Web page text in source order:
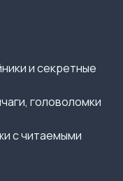
и секретные
головоломки
с читаемыми